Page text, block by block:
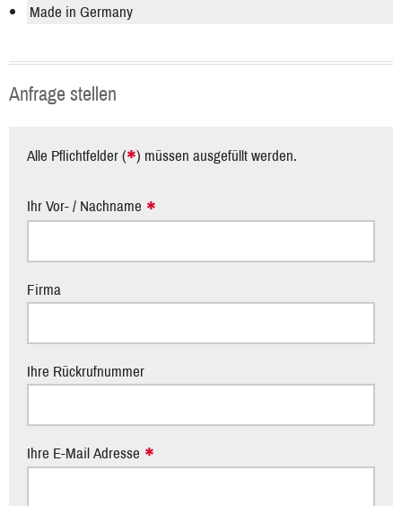
Made in Germany
Anfrage stellen
Alle Pflichtfelder (*) müssen ausgefüllt werden.
Ihr Vor- / Nachname
Firma
Ihre Rückrufnummer
Ihre E-Mail Adresse